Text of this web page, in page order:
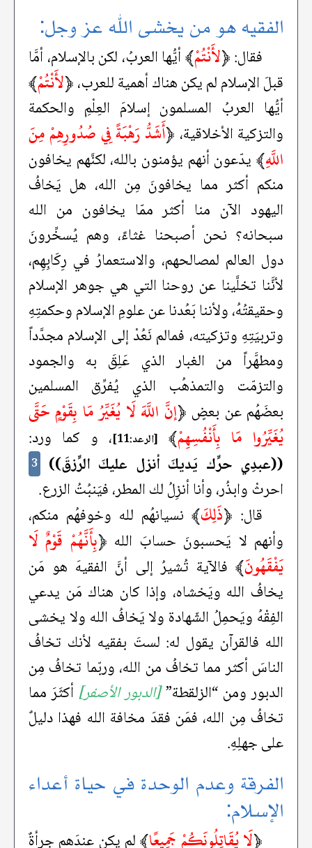
الفقيه هو من يخشى الله عز وجل:
فقال:﴿لأَنْتُمْ﴾أيُّها العربُ، لكن بالإسلام، أمَّا
قبلَ الإسلام لم يكن هناك أهمية للعرب،﴿لأَنْتُمْ﴾
أيُّها العربُ المسلمون إسلامَ العِلْمِ والحكمة
والتزكية الأخلاقية، ﴿أَشَدُّ رَهْبَةً فِي صُدُورِهِمْ مِنَ
اللَّهِ﴾ يدّعون أنهم يؤمنون بالله، لكنَّهم يخافون
منكم أكثر مما يخافونَ مِن الله، هل يَخافُ
اليهود الآن منا أكثر ممّا يخافون من الله
سبحانه؟ نحن أصبحنا غثاءً، وهم يُسخِّرونَ
دول العالم لمصالحهم، والاستعمارُ في رِكَابِهِم،
لأنَّنا تخلَّينا عن روحنا التي هي جوهر الإسلام
وحقيقتُهُ، ولأننا بَعُدنا عن علومِ الإسلام وحكمتِهِ
وتربيَتِهِ وتزكيته، فمالم نَعُدْ إلى الإسلام مجدَّداً
ومطهَّراً من الغبار الذي عَلِقَ به والجمود
والتزمّت والتمذهُب الذي يُفرِّق المسلمين
بعضَهُم عن بعضٍ ﴿إنَّ اللَّهَ لَا يُغَيِّرُ مَا بِقَوْمٍ حَتَّى
يُغَيِّرُوا مَا بِأَنْفُسِهِمْ﴾ [الرعد:11]
، و كما ورد:
((عبدِي حرِّك يَديكَ أنزل عليكَ الرِّزقَ))
3
احرثْ وابذُر، وأنا أنزِلُ لك المطر، فيَنبُتُ الزرع.
قال: ﴿ذَلِكَ﴾ نسيانهُم لله وخوفهُم منكم،
وأنهم لا يَحسبونَ حسابَ الله ﴿بِأَنَّهُمْ قَوْمٌ لَا
يَفْقَهُونَ﴾ فالآية تُشيرُ إلى أنَّ الفقيهَ هو مَن
يخافُ الله ويَخشاه، وإذا كان هناك مَن يدعي
الفِقْهُ ويَحمِلُ الشّهادة ولا يَخافُ الله ولا يخشى
الله فالقرآن يقول له: لستَ بفقيه لأنك تخافُ
الناسَ أكثر مما تخافُ من الله، وربّما تخافُ مِن
الدبور ومن “الزلقطة”[الدبور الأصفر] أكثَرَ مما
تخافُ مِن الله، فمَن فقدَ مخافة الله فهذا دليلٌ
على جهلِهِ.
الفرقة وعدم الوحدة في حياة أعداء
الإسلام:
﴿لَا يُقَاتِلُونَكُمْ جَمِيعًا﴾لم يكن عندَهم جرأةٌ